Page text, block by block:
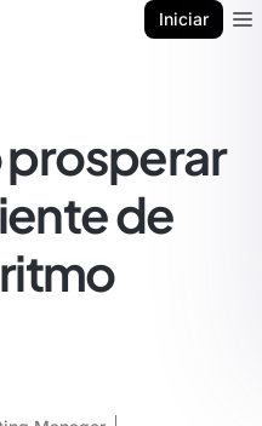
Iniciar
de